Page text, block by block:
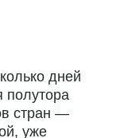
дней
полутора
стран —
уже